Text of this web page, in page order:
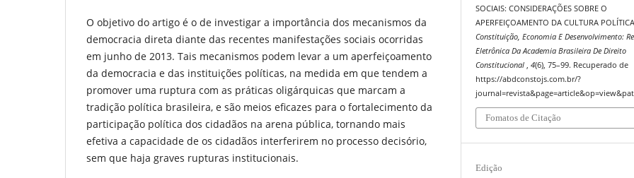
O objetivo do artigo é o de investigar a importância dos mecanismos da
democracia direta diante das recentes manifestações sociais ocorridas
em junho de 2013. Tais mecanismos podem levar a um aperfeiçoamento
da democracia e das instituições políticas, na medida em que tendem a
promover uma ruptura com as práticas oligárquicas que marcam a
tradição política brasileira, e são meios eficazes para o fortalecimento da
participação política dos cidadãos na arena pública, tornando mais
efetiva a capacidade de os cidadãos interferirem no processo decisório,
sem que haja graves rupturas institucionais.
SOCIAIS: CONSIDERAÇÕES SOBRE O
APERFEIÇOAMENTO DA CULTURA
Constituição, Economia E Desenvolvimento:
Eletrônica Da Academia Brasileira De Direito
Constitucional,4(6), 75–99. Recuperado de
https://abdconstojs.com.br/?
Fomatos de Citação
Edição